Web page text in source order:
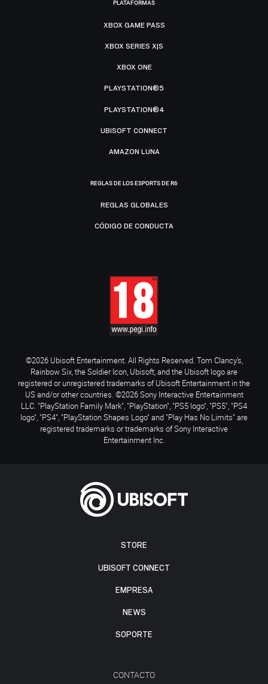
STORE
UBISOFT CONNECT
EMPRESA
NEWS
SOPORTE
CONTACTO
PLATAFORMAS
XBOX GAME PASS
XBOX SERIES X|S
XBOX ONE
PLAYSTATION®5
PLAYSTATION®4
UBISOFT CONNECT
AMAZON LUNA
REGLAS DE LOS ESPORTS DE R6
REGLAS GLOBALES
CÓDIGO DE CONDUCTA
©2026 Ubisoft Entertainment. All Rights Reserved. Tom Clancy’s,
Rainbow Six, the Soldier Icon, Ubisoft, and the Ubisoft logo are
registered or unregistered trademarks of Ubisoft Entertainment in the
US and/or other countries. ©2026 Sony Interactive Entertainment
LLC. "PlayStation Family Mark", "PlayStation", "PS5 logo", "PS5", "PS4
logo", "PS4", "PlayStation Shapes Logo" and "Play Has No Limits" are
registered trademarks or trademarks of Sony Interactive
Entertainment Inc.